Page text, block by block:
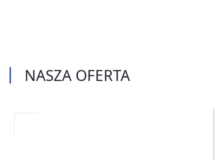
NASZA OFERTA